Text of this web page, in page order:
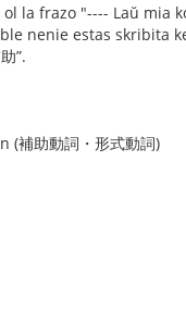
la frazo "---- Laŭ
nenie estas skribita
”.
補助動詞・形式動詞)